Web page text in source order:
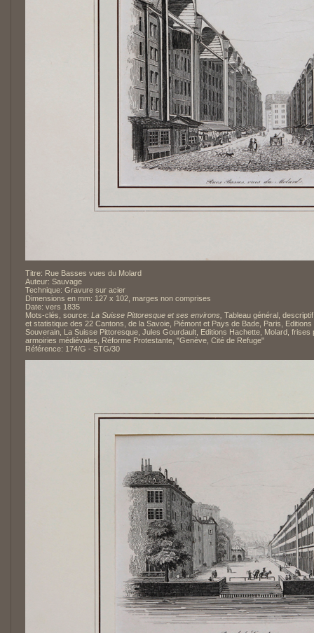
Titre: Rue Basses vues du Molard
Auteur: Sauvage
Technique: Gravure sur acier
Dimensions en mm: 127 x 102, marges non comprises
Date: vers 1835
Mots-clés, source: La Suisse Pittoresque et ses environs, Tableau général,
et statistique des 22 Cantons, de la Savoie, Piémont et Pays de Bade, Paris, Editions
Souverain, La Suisse Pittoresque, Jules Gourdault, Editions Hachette, Molard, frises
armoiries médiévales, Réforme Protestante, "Genève, Cité de Refuge"
Référence: 174/G - STG/30